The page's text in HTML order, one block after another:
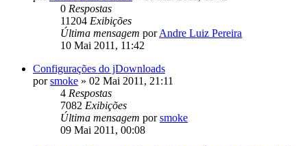
0 Respostas
11204 Exibições
Última mensagem porAndre Luiz Pereira
10 Mai 2011, 11:42
Configurações do jDownloads
porsmoke » 02 Mai 2011, 21:11
4 Respostas
7082 Exibições
Última mensagem porsmoke
09 Mai 2011, 00:08